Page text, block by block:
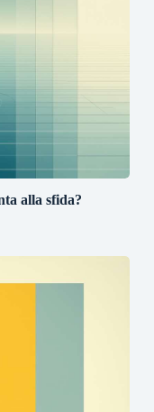
alla sfida?